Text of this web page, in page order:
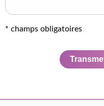
* champs obligatoires